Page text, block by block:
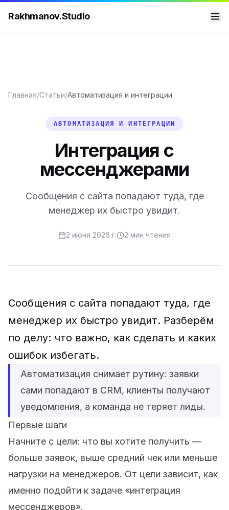
Rakhmanov.Studio
Главная/Статьи/Автоматизация и интеграции
АВТОМАТИЗАЦИЯ И ИНТЕГРАЦИИ
Интеграция с
мессенджерами
Сообщения с сайта попадают туда, где
менеджер их быстро увидит.
2 июня 2026 г. 2 мин чтения
Сообщения с сайта попадают туда, где
менеджер их быстро увидит. Разберём
по делу: что важно, как сделать и каких
ошибок избегать.
Автоматизация снимает рутину: заявки
сами попадают в CRM, клиенты получают
уведомления, а команда не теряет лиды.
Первые шаги
Начните с цели: что вы хотите получить —
больше заявок, выше средний чек или меньше
нагрузки на менеджеров. От цели зависит, как
именно подойти к задаче «интеграция
мессенджеров».